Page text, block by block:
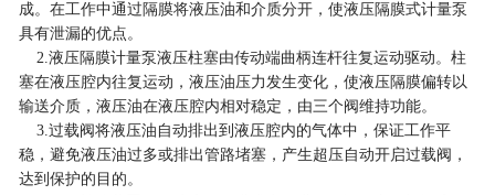
成。在工作中通过隔膜将液压油和介质分开，使液压隔膜式计量泵
具有泄漏的优点。
2.液压隔膜计量泵液压柱塞由传动端曲柄连杆往复运动驱动。柱
塞在液压腔内往复运动，液压油压力发生变化，使液压隔膜偏转以
输送介质，液压油在液压腔内相对稳定，由三个阀维持功能。
3.过载阀将液压油自动排出到液压腔内的气体中，保证工作平
稳，避免液压油过多或排出管路堵塞，产生超压自动开启过载阀，
达到保护的目的。